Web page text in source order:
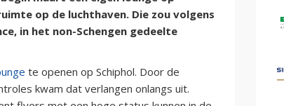
op de luchthaven. Die zou volgens
in het non-Schengen gedeelte
te openen op Schiphol. Door de
kwam dat verlangen onlangs uit.